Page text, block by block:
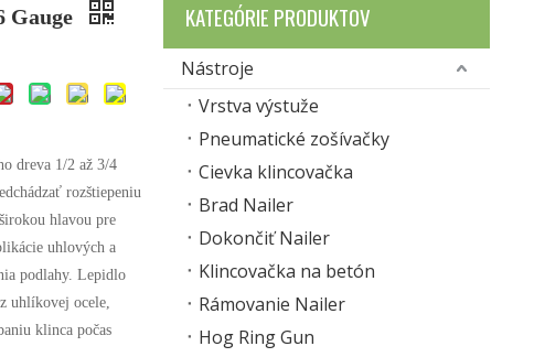
Gauge
dreva 1/2 až 3/4
rozštiepeniu
hlavou pre
uhlových a
podlahy. Lepidlo
uhlíkovej ocele,
klinca počas
KATEGÓRIE PRODUKTOV
Nástroje
Vrstva výstuže
Pneumatické zošívačky
Cievka klincovačka
Brad Nailer
Dokončiť Nailer
Klincovačka na betón
Rámovanie Nailer
Hog Ring Gun